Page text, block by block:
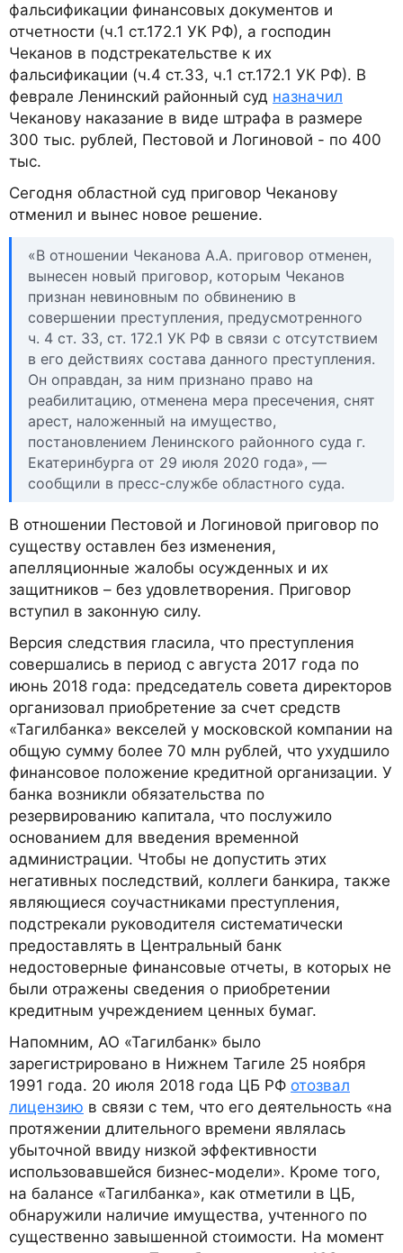
фальсификации финансовых документов и
отчетности (ч.1 ст.172.1 УК РФ), а господин
Чеканов в подстрекательстве к их
фальсификации (ч.4 ст.33, ч.1 ст.172.1 УК РФ). В
феврале Ленинский районный суд назначил
Чеканову наказание в виде штрафа в размере
300 тыс. рублей, Пестовой и Логиновой - по 400
тыс.
Сегодня областной суд приговор Чеканову
отменил и вынес новое решение.
«В отношении Чеканова А.А. приговор отменен,
вынесен новый приговор, которым Чеканов
признан невиновным по обвинению в
совершении преступления, предусмотренного
ч. 4 ст. 33, ст. 172.1 УК РФ в связи с отсутствием
в его действиях состава данного преступления.
Он оправдан, за ним признано право на
реабилитацию, отменена мера пресечения, снят
арест, наложенный на имущество,
постановлением Ленинского районного суда г.
Екатеринбурга от 29 июля 2020 года», —
сообщили в пресс-службе областного суда.
В отношении Пестовой и Логиновой приговор по
существу оставлен без изменения,
апелляционные жалобы осужденных и их
защитников – без удовлетворения. Приговор
вступил в законную силу.
Версия следствия гласила, что преступления
совершались в период с августа 2017 года по
июнь 2018 года: председатель совета директоров
организовал приобретение за счет средств
«Тагилбанка» векселей у московской компании на
общую сумму более 70 млн рублей, что ухудшило
финансовое положение кредитной организации. У
банка возникли обязательства по
резервированию капитала, что послужило
основанием для введения временной
администрации. Чтобы не допустить этих
негативных последствий, коллеги банкира, также
являющиеся соучастниками преступления,
подстрекали руководителя систематически
предоставлять в Центральный банк
недостоверные финансовые отчеты, в которых не
были отражены сведения о приобретении
кредитным учреждением ценных бумаг.
Напомним, АО «Тагилбанк» было
зарегистрировано в Нижнем Тагиле 25 ноября
1991 года. 20 июля 2018 года ЦБ РФ отозвал
лицензию в связи с тем, что его деятельность «на
протяжении длительного времени являлась
убыточной ввиду низкой эффективности
использовавшейся бизнес-модели». Кроме того,
на балансе «Тагилбанка», как отметили в ЦБ,
обнаружили наличие имущества, учтенного по
существенно завышенной стоимости. На момент